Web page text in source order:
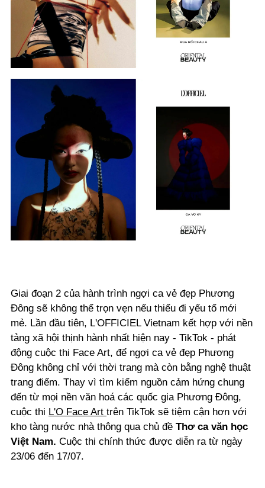
Giai đoạn 2 của hành trình ngợi ca vẻ đẹp Phương
Đông sẽ không thể trọn vẹn nếu thiếu đi yếu tố mới
mẻ. Lần đầu tiên, L'OFFICIEL Vietnam kết hợp với nền
tảng xã hội thịnh hành nhất hiện nay - TikTok - phát
động cuộc thi Face Art, để ngợi ca vẻ đẹp Phương
Đông không chỉ với thời trang mà còn bằng nghệ thuật
trang điểm. Thay vì tìm kiếm nguồn cảm hứng chung
đến từ mọi nền văn hoá các quốc gia Phương Đông,
cuộc thi L'O Face Art trên TikTok sẽ tiệm cận hơn với
kho tàng nước nhà thông qua chủ đề Thơ ca văn học
Việt Nam. Cuộc thi chính thức được diễn ra từ ngày
23/06 đến 17/07.